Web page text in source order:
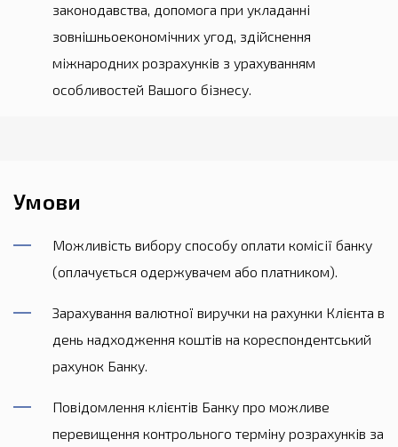
законодавства, допомога при укладанні
зовнішньоекономічних угод, здійснення
міжнародних розрахунків з урахуванням
особливостей Вашого бізнесу.
Умови
Можливість вибору способу оплати комісії банку
(оплачується одержувачем або платником).
Зарахування валютної виручки на рахунки Клієнта в
день надходження коштів на кореспондентський
рахунок Банку.
Повідомлення клієнтів Банку про можливе
перевищення контрольного терміну розрахунків за